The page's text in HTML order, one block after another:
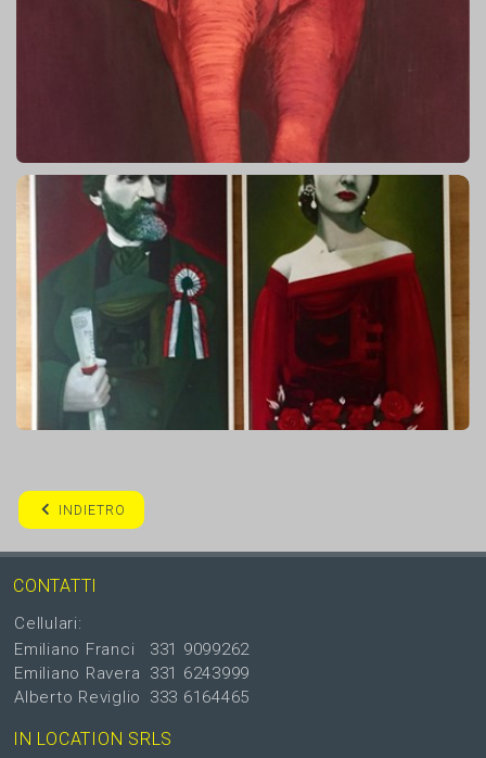
INDIETRO
CONTATTI
Cellulari:
Emiliano Franci
Emiliano Ravera
Alberto Reviglio
331 9099262
331 6243999
333 6164465
IN LOCATION SRLS